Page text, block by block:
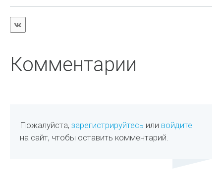
Комментарии
Пожалуйста,зарегистрируйтесь или войдите
на сайт, чтобы оставить комментарий.